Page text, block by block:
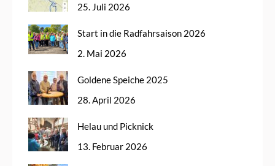
25. Juli 2026
Start in die Radfahrsaison 2026
2. Mai 2026
Goldene Speiche 2025
28. April 2026
Helau und Picknick
13. Februar 2026